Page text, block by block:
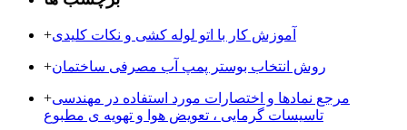
+آموزش کار با اتو لوله کشی و نکات کلیدی
+روش انتخاب بوستر پمپ آب مصرفی ساختمان
+مرجع نمادها و اختصارات مورد استفاده در مهندسی
تاسیسات گرمایی ، تعویض هوا و تهویه ی مطبوع